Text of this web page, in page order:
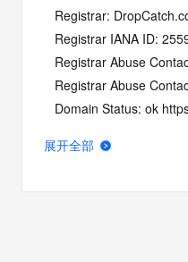
Registrar:
Registrar IANA ID:
Registrar Abuse
Registrar Abuse
Domain Status: ok
Name Server:
展开全部